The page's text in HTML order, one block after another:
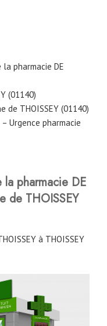
pharmacie DE
(01140)
de THOISSEY (01140)
Urgence pharmacie
pharmacie DE
de THOISSEY
à THOISSEY